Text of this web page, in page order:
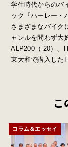
学生時代からのバ
ック『ハーレー・
さまざまなバイク
ャンルを問わず大
ALP200（’20）、
東大和で購入した
こ
コラム＆エッセイ